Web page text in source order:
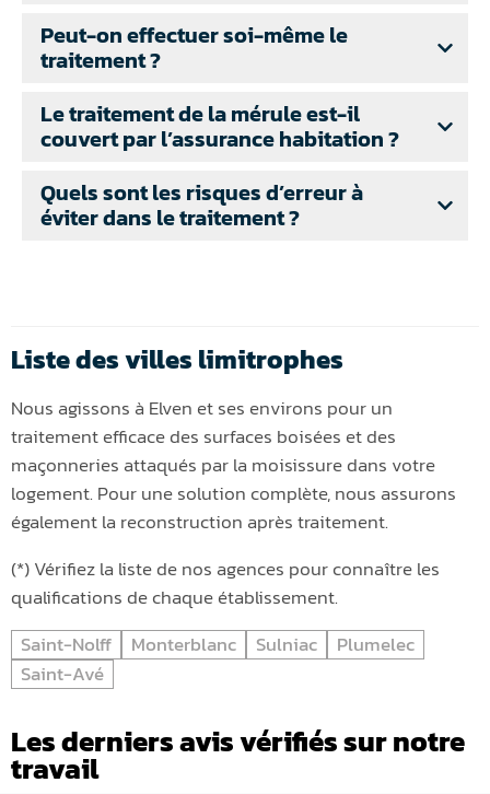
Peut-on effectuer soi-même le
traitement ?
Le traitement de la mérule est-il
couvert par l’assurance habitation ?
Quels sont les risques d’erreur à
éviter dans le traitement ?
Liste des villes limitrophes
Nous agissons à Elven et ses environs pour un
traitement efficace des surfaces boisées et des
maçonneries attaqués par la moisissure dans votre
logement. Pour une solution complète, nous assurons
également la reconstruction après traitement.
(*) Vérifiez la liste de nos agences pour connaître les
qualifications de chaque établissement.
Saint-Nolff
Monterblanc Sulniac
Plumelec
Saint-Avé
Les derniers avis vérifiés sur notre
travail